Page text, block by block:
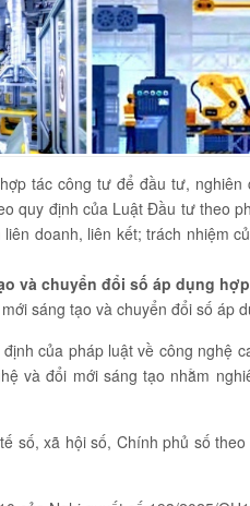
tác công tư để đầu tư,
quy định của Luật Đầu tư theo
doanh, liên kết; trách nhiệm
và chuyển đổi số áp dụng
sáng tạo và chuyển đổi số áp
của pháp luật về công nghệ
và đổi mới sáng tạo nhằm
số, xã hội số, Chính phủ số